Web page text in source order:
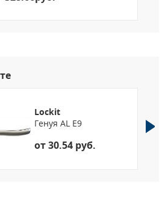
Lockit
Генуя AL E9
от 30.54 руб.